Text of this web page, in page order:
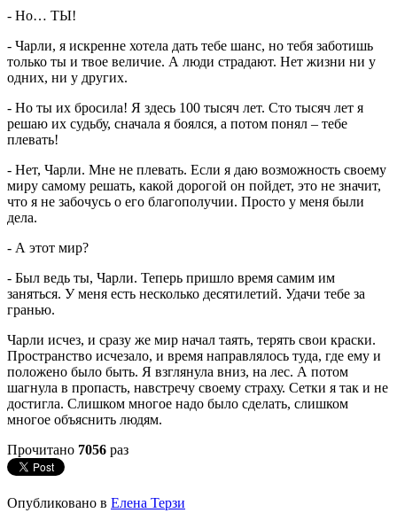
- Но… ТЫ!
- Чарли, я искренне хотела дать тебе шанс, но тебя заботишь
только ты и твое величие. А люди страдают. Нет жизни ни у
одних, ни у других.
- Но ты их бросила! Я здесь 100 тысяч лет. Сто тысяч лет я
решаю их судьбу, сначала я боялся, а потом понял – тебе
плевать!
- Нет, Чарли. Мне не плевать. Если я даю возможность своему
миру самому решать, какой дорогой он пойдет, это не значит,
что я не забочусь о его благополучии. Просто у меня были
дела.
- А этот мир?
- Был ведь ты, Чарли. Теперь пришло время самим им
заняться. У меня есть несколько десятилетий. Удачи тебе за
гранью.
Чарли исчез, и сразу же мир начал таять, терять свои краски.
Пространство исчезало, и время направлялось туда, где ему и
положено было быть. Я взглянула вниз, на лес. А потом
шагнула в пропасть, навстречу своему страху. Сетки я так и не
достигла. Слишком многое надо было сделать, слишком
многое объяснить людям.
Прочитано 7056 раз
Опубликовано в Елена Терзи